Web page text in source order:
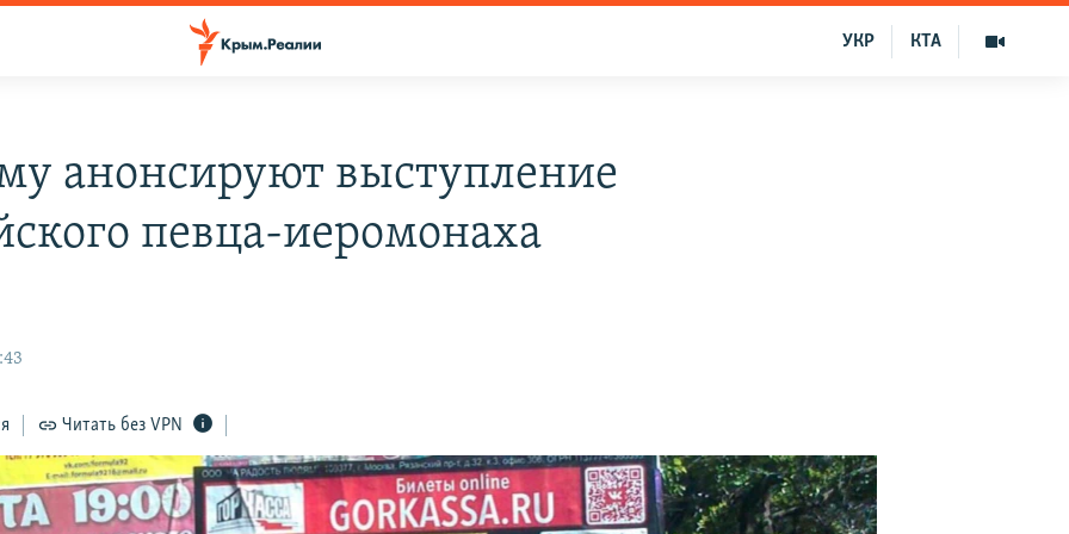
КТА
УКР
анонсируют выступление
певца-иеромонаха
Читать без VPN